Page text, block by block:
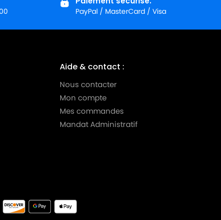
PayPal / MasterCard / Visa
Aide & contact :
Nous contacter
Mon compte
Mes commandes
Mandat Administratif